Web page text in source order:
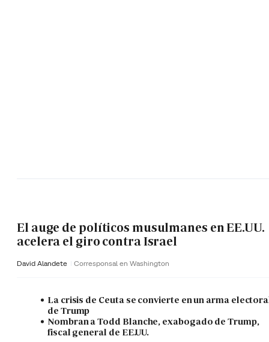
El auge de políticos musulmanes en EE.UU.
acelera el giro contra Israel
David Alandete Corresponsal en Washington
La crisis de Ceuta se convierte en un arma
de Trump
Nombran a Todd Blanche, exabogado de Trump,
fiscal general de EE.UU.